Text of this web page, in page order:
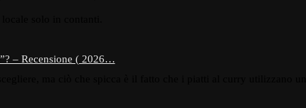
– Recensione ( 2026…
solo in contanti.
ma ciò che spicca è il fatto che i piatti al curry utilizzano